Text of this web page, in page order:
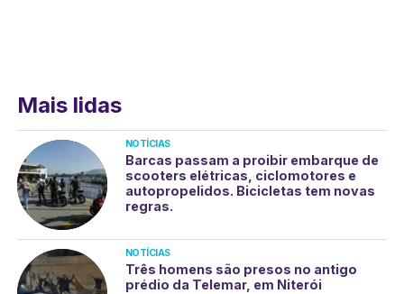
Mais lidas
NOTÍCIAS
Barcas passam a proibir embarque de
scooters elétricas, ciclomotores e
autopropelidos. Bicicletas tem novas
regras.
NOTÍCIAS
Três homens são presos no antigo
prédio da Telemar, em Niterói